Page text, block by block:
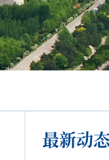
最新动态